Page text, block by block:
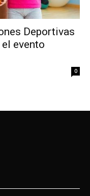
Deportivas
evento
0